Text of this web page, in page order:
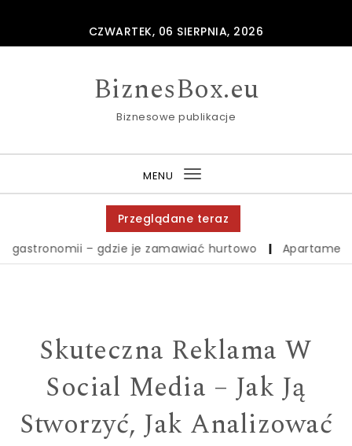
CZWARTEK, 06 SIERPNIA, 2026
BiznesBox.eu
Biznesowe publikacje
MENU
Toggle
navigation
Przeglądane teraz
– gdzie je zamawiać hurtowo | Apartamenty
Skuteczna Reklama W
Social Media – Jak Ją
Stworzyć, Jak Analizować